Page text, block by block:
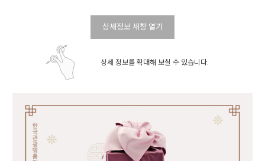
상세정보 새창 열기
상세 정보를 확대해 보실 수 있습니다.